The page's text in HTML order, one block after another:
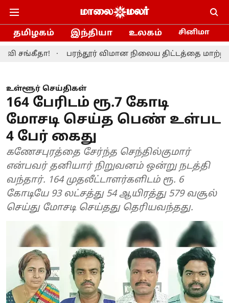
தமிழகம் இந்தியா உலகம் சினிமா
பரந்தூர் விமான நிலைய திட்டத்தை மாற்றியமைக்க
உள்ளூர் செய்திகள்
164 பேரிடம் ரூ.7 கோடி
மோசடி செய்த பெண் உள்பட
4 பேர் கைது
கணேசபுரத்தை சேர்ந்த செந்தில்குமார்
என்பவர் தனியார் நிறுவனம் ஒன்று நடத்தி
வந்தார். 164 முதலீட்டாளர்களிடம் ரூ. 6
கோடியே 93 லட்சத்து 54 ஆயிரத்து 579 வசூல்
செய்து மோசடி செய்தது தெரியவந்தது.